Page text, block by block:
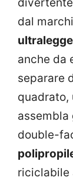
dal
anche da
separare
quadrato,
assembla
double-
riciclabile